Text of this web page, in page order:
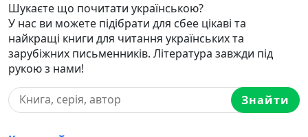
Шукаєте що почитати українською?
У нас ви можете підібрати для сбее цікаві та
найкращі книги для читання українських та
зарубіжних письменників. Література завжди під
рукою з нами!
Знайти